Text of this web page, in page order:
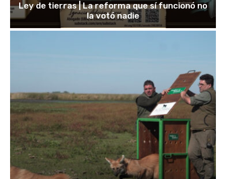
Ley de tierras | La reforma que sí funcionó no
la votó nadie